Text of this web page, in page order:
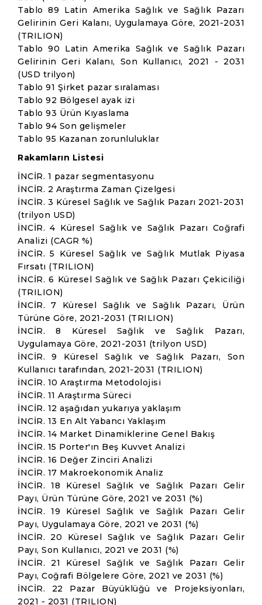
Tablo 89 Latin Amerika Sağlık ve Sağlık Pazarı
Gelirinin Geri Kalanı, Uygulamaya Göre, 2021-2031
(TRILION)
Tablo 90 Latin Amerika Sağlık ve Sağlık Pazarı
Gelirinin Geri Kalanı, Son Kullanıcı, 2021 - 2031
(USD trilyon)
Tablo 91 Şirket pazar sıralaması
Tablo 92 Bölgesel ayak izi
Tablo 93 Ürün Kıyaslama
Tablo 94 Son gelişmeler
Tablo 95 Kazanan zorunluluklar
Rakamların Listesi
İNCİR. 1 pazar segmentasyonu
İNCİR. 2 Araştırma Zaman Çizelgesi
İNCİR. 3 Küresel Sağlık ve Sağlık Pazarı 2021-2031
(trilyon USD)
İNCİR. 4 Küresel Sağlık ve Sağlık Pazarı Coğrafi
Analizi (CAGR %)
İNCİR. 5 Küresel Sağlık ve Sağlık Mutlak Piyasa
Fırsatı (TRILION)
İNCİR. 6 Küresel Sağlık ve Sağlık Pazarı Çekiciliği
(TRILION)
İNCİR. 7 Küresel Sağlık ve Sağlık Pazarı, Ürün
Türüne Göre, 2021-2031 (TRILION)
İNCİR. 8 Küresel Sağlık ve Sağlık Pazarı,
Uygulamaya Göre, 2021-2031 (trilyon USD)
İNCİR. 9 Küresel Sağlık ve Sağlık Pazarı, Son
Kullanıcı tarafından, 2021-2031 (TRILION)
İNCİR. 10 Araştırma Metodolojisi
İNCİR. 11 Araştırma Süreci
İNCİR. 12 aşağıdan yukarıya yaklaşım
İNCİR. 13 En Alt Yabancı Yaklaşım
İNCİR. 14 Market Dinamiklerine Genel Bakış
İNCİR. 15 Porter'ın Beş Kuvvet Analizi
İNCİR. 16 Değer Zinciri Analizi
İNCİR. 17 Makroekonomik Analiz
İNCİR. 18 Küresel Sağlık ve Sağlık Pazarı Gelir
Payı, Ürün Türüne Göre, 2021 ve 2031 (%)
İNCİR. 19 Küresel Sağlık ve Sağlık Pazarı Gelir
Payı, Uygulamaya Göre, 2021 ve 2031 (%)
İNCİR. 20 Küresel Sağlık ve Sağlık Pazarı Gelir
Payı, Son Kullanıcı, 2021 ve 2031 (%)
İNCİR. 21 Küresel Sağlık ve Sağlık Pazarı Gelir
Payı, Coğrafi Bölgelere Göre, 2021 ve 2031 (%)
İNCİR. 22 Pazar Büyüklüğü ve Projeksiyonları,
2021 - 2031 (TRILION)